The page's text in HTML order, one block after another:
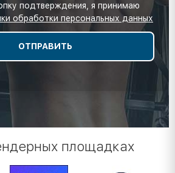
подтверждения, я принимаю
обработки персональных данных
площадках